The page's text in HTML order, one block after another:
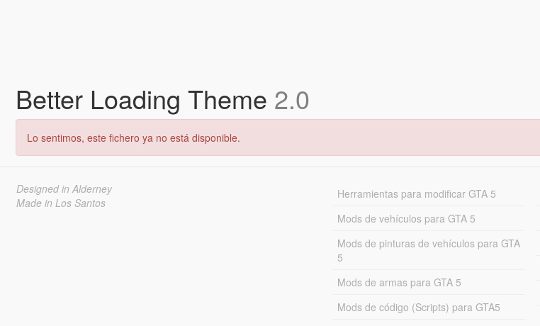
Better Loading Theme 2.0
Lo sentimos, este fichero ya no está disponible.
Designed in Alderney
Made in Los Santos
Herramientas para modificar GTA 5
Mods de vehículos para GTA 5
Mods de pinturas de vehículos para GTA
5
Mods de armas para GTA 5
Mods de código (Scripts) para GTA5